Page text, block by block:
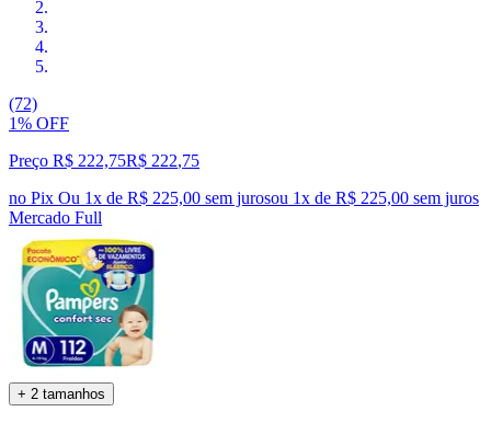
(72)
1% OFF
Preço R$ 222,75R$ 222,75
no Pix Ou 1x de R$ 225,00 sem jurosou 1x de R$ 225,00 sem juros
Mercado Full
+ 2 tamanhos